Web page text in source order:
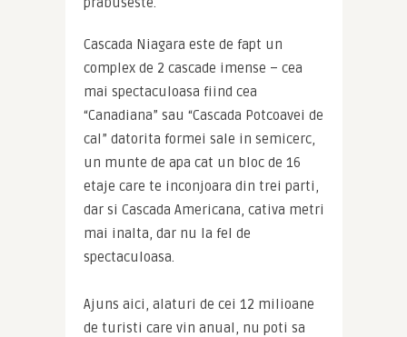
Cascada Niagara este de fapt un
complex de 2 cascade imense – cea
mai spectaculoasa fiind cea
“Canadiana” sau “Cascada Potcoavei de
cal” datorita formei sale in semicerc,
un munte de apa cat un bloc de 16
etaje care te inconjoara din trei parti,
dar si Cascada Americana, cativa metri
mai inalta, dar nu la fel de
spectaculoasa.
Ajuns aici, alaturi de cei 12 milioane
de turisti care vin anual, nu poti sa